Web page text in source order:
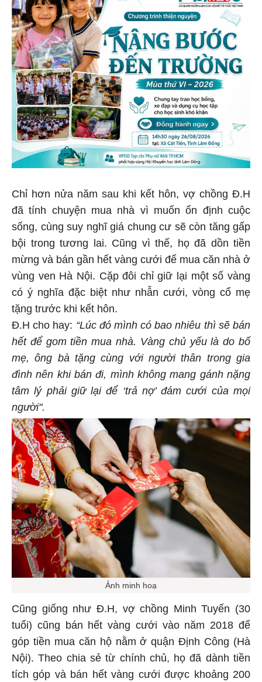
Chỉ hơn nửa năm sau khi kết hôn, vợ chồng Đ.H
đã tính chuyện mua nhà vì muốn ổn định cuộc
sống, cùng suy nghĩ giá chung cư sẽ còn tăng gấp
bội trong tương lai. Cũng vì thế, họ đã dồn tiền
mừng và bán gần hết vàng cưới để mua căn nhà ở
vùng ven Hà Nội. Cặp đôi chỉ giữ lại một số vàng
có ý nghĩa đặc biệt như nhẫn cưới, vòng cổ mẹ
tặng trước khi kết hôn.
Đ.H cho hay: “Lúc đó mình có bao nhiêu thì sẽ bán
hết để gom tiền mua nhà. Vàng chủ yếu là do bố
mẹ, ông bà tặng cùng với người thân trong gia
đình nên khi bán đi, mình không mang gánh nặng
tâm lý phải giữ lại để ‘trả nợ’ đám cưới của mọi
người".
Ảnh minh hoạ
Cũng giống như Đ.H, vợ chồng Minh Tuyến (30
tuổi) cũng bán hết vàng cưới vào năm 2018 để
góp tiền mua căn hộ nằm ở quận Định Công (Hà
Nội). Theo chia sẻ từ chính chủ, họ đã dành tiền
tích góp và bán hết vàng cưới được khoảng 200